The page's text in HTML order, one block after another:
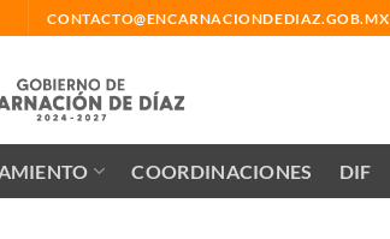
CONTACTO@ENCARNACIONDEDIAZ.GOB.MX
COORDINACIONES DIF